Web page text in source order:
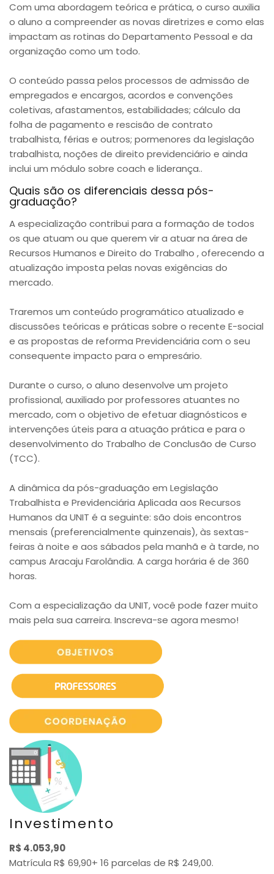
Com uma abordagem teórica e prática, o curso auxilia
o aluno a compreender as novas diretrizes e como elas
impactam as rotinas do Departamento Pessoal e da
organização como um todo.
O conteúdo passa pelos processos de admissão de
empregados e encargos, acordos e convenções
coletivas, afastamentos, estabilidades; cálculo da
folha de pagamento e rescisão de contrato
trabalhista, férias e outros; pormenores da legislação
trabalhista, noções de direito previdenciário e ainda
inclui um módulo sobre coach e liderança..
Quais são os diferenciais dessa pós-
graduação?
A especialização contribui para a formação de todos
os que atuam ou que querem vir a atuar na área de
Recursos Humanos e Direito do Trabalho , oferecendo a
atualização imposta pelas novas exigências do
mercado.
Traremos um conteúdo programático atualizado e
discussões teóricas e práticas sobre o recente E-social
e as propostas de reforma Previdenciária com o seu
consequente impacto para o empresário.
Durante o curso, o aluno desenvolve um projeto
profissional, auxiliado por professores atuantes no
mercado, com o objetivo de efetuar diagnósticos e
intervenções úteis para a atuação prática e para o
desenvolvimento do Trabalho de Conclusão de Curso
(TCC).
A dinâmica da pós-graduação em Legislação
Trabalhista e Previdenciária Aplicada aos Recursos
Humanos da UNIT é a seguinte: são dois encontros
mensais (preferencialmente quinzenais), às sextas-
feiras à noite e aos sábados pela manhã e à tarde, no
campus Aracaju Farolândia. A carga horária é de 360
horas.
Com a especialização da UNIT, você pode fazer muito
mais pela sua carreira. Inscreva-se agora mesmo!
Investimento
R$ 4.053,90
Matrícula R$ 69,90+ 16 parcelas de R$ 249,00.